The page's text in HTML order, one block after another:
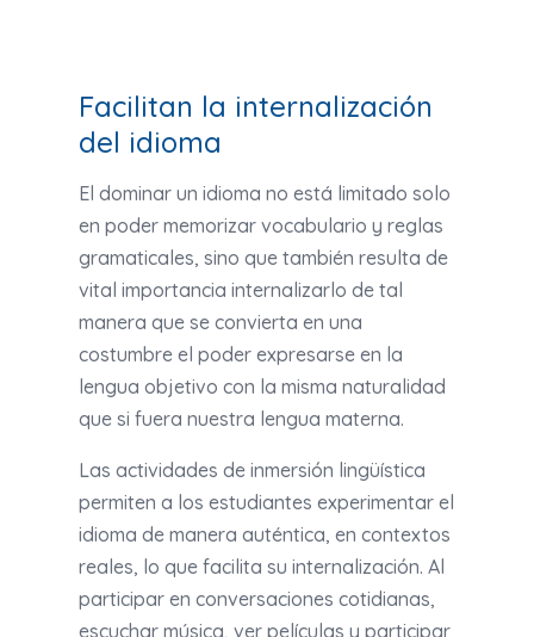
Facilitan la internalización
del idioma
El dominar un idioma no está limitado solo
en poder memorizar vocabulario y reglas
gramaticales, sino que también resulta de
vital importancia internalizarlo de tal
manera que se convierta en una
costumbre el poder expresarse en la
lengua objetivo con la misma naturalidad
que si fuera nuestra lengua materna.
Las actividades de inmersión lingüística
permiten a los estudiantes experimentar el
idioma de manera auténtica, en contextos
reales, lo que facilita su internalización. Al
participar en conversaciones cotidianas,
escuchar música, ver películas y participar